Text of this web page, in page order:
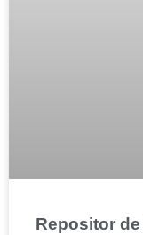
Repositor de